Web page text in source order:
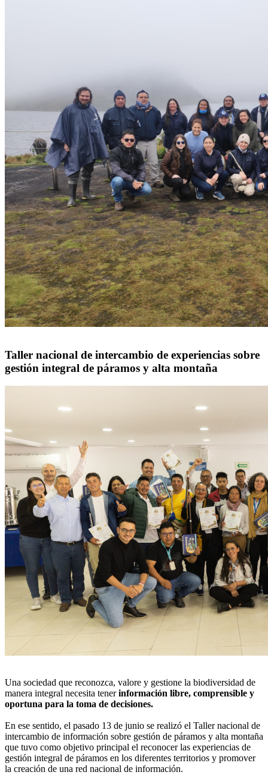
Taller nacional de intercambio de experiencias sobre
gestión integral de páramos y alta montaña
Una sociedad que reconozca, valore y gestione la biodiversidad de
manera integral necesita tenerinformación libre, comprensible y
oportuna para la toma de decisiones.
En ese sentido, el pasado 13 de junio se realizó el Taller nacional de
intercambio de información sobre gestión de páramos y alta montaña
que tuvo como objetivo principal el reconocer las experiencias de
gestión integral de páramos en los diferentes territorios y promover
la creación de una red nacional de información.